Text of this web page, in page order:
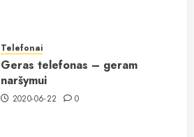
Telefonai
Geras telefonas – geram
naršymui
2020-06-22 0